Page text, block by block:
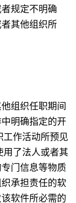
规定不明确
其他组织所
组织任职期间
明确指定的开
工作活动所预见
用了法人或者其
门信息等物质
承担责任的软
软件所必需的